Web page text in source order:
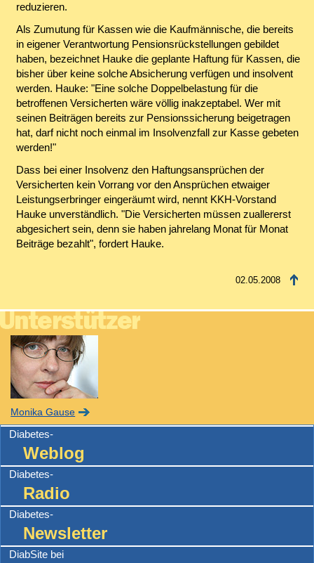
reduzieren.
Als Zumutung für Kassen wie die Kaufmännische, die bereits
in eigener Verantwortung Pensionsrückstellungen gebildet
haben, bezeichnet Hauke die geplante Haftung für Kassen, die
bisher über keine solche Absicherung verfügen und insolvent
werden. Hauke: "Eine solche Doppelbelastung für die
betroffenen Versicherten wäre völlig inakzeptabel. Wer mit
seinen Beiträgen bereits zur Pensionssicherung beigetragen
hat, darf nicht noch einmal im Insolvenzfall zur Kasse gebeten
werden!"
Dass bei einer Insolvenz den Haftungsansprüchen der
Versicherten kein Vorrang vor den Ansprüchen etwaiger
Leistungserbringer eingeräumt wird, nennt KKH-Vorstand
Hauke unverständlich. "Die Versicherten müssen zuallererst
abgesichert sein, denn sie haben jahrelang Monat für Monat
Beiträge bezahlt", fordert Hauke.
02.05.2008
Monika Gause
Diabetes-
Weblog
Diabetes-
Radio
Diabetes-
Newsletter
DiabSite bei